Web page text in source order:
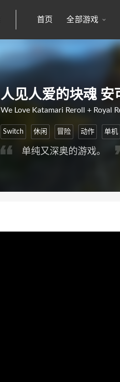
首页 全部游戏
人见人爱的块魂 安
We Love Katamari Reroll + Royal
Switch 休闲 冒险 动作 单机
单纯又深奥的游戏。